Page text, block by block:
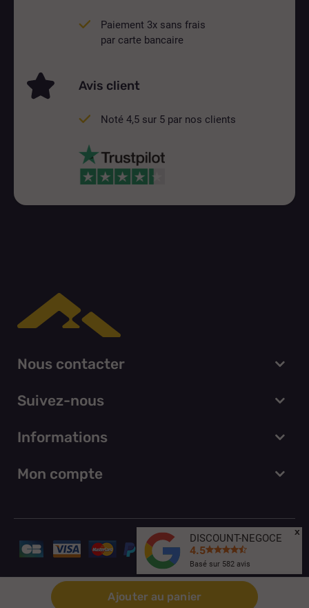
Ajouter au panier
Paiement 3x sans frais
par carte bancaire
Avis client
Noté 4,5 sur 5 par nos clients
Nous contacter
Suivez-nous
Informations
Mon compte
DISCOUNT-NEGOCE
4.5
Basé sur 582avis
x
© Discount Negoce 2026